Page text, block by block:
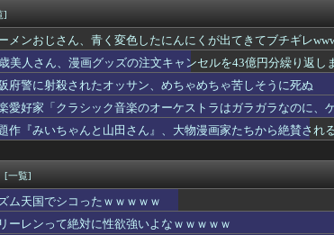
やられたか？→覚醒剤の入手ルート持ってるような半グレに...
、喧嘩で華麗な動きで相手をKOするｗｗｗｗ
」が発見される・・・
飛信・楽華・羌瘣軍を立て直し、再び李牧を討つための...
やらかす。構内アナウンスでド下ネタを連発するｗｗｗｗ...
れたオッサン、めちゃめちゃ苦しそうに死ぬ
の学習内容おかしいよ…
業中寝てそうなラブライブキャラ
知らないけど、最強のやつはどんなの？
ない事が判明ｗｗｗｗ「Z世代」がここまで酷すぎる理由...
な決断を迫られた二択、ガチ決定ｗｗｗ
育現場を崩壊させてしまうｗｗｗｗ
ック音楽のオーケストラはガラガラなのに、ゲーム音楽の...
]
メンおじさん、青く変色したにんにくが出てきてブチギレ
歳美人さん、漫画グッズの注文キャンセルを43億円分繰り返し
府警に射殺されたオッサン、めちゃめちゃ苦しそうに死ぬ
楽愛好家「クラシック音楽のオーケストラはガラガラなのに
作『みいちゃんと山田さん』、大物漫画家たちから絶賛され
[一覧]
ム天国でシコったｗｗｗｗｗ
ーレンって絶対に性欲強いよなｗｗｗｗｗ